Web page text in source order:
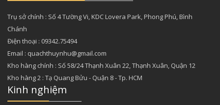
Trụ sở chính : Số 4 Tường Vi, KDC Lovera Park, Phong Phú, Bình
Chánh
Điện thoại : 09342.75494
Email : quachthuynhu@gmail.com
Kho hàng chính : Số 58/24 Thạnh Xuân 22, Thạnh Xuân, Quận 12
Kho hàng 2 : Tạ Quang Bửu - Quận 8 - Tp. HCM
Kinh nghiệm